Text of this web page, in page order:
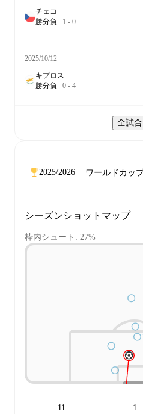
チェコ
勝分負 1 - 0
2025/10/12
キプロス
勝分負 0 - 4
全試合
2025/2026
シーズンショットマップ
枠内シュート: 27%
11 1